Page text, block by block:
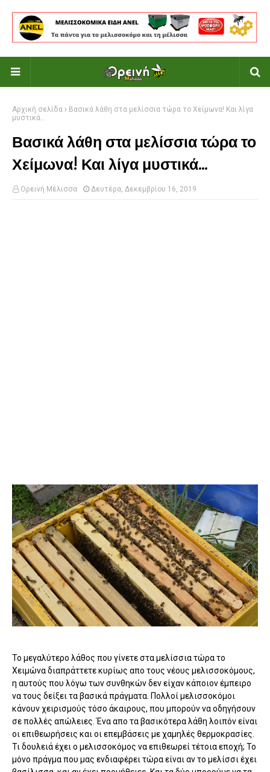
Αρχική σελίδα
Βασικά λάθη στα μελίσσια τώρα το Χείμωνα! Και λίγα
μυστικά...
Βασικά λάθη στα μελίσσια τώρα το
Χείμωνα! Και λίγα μυστικά...
Ορεινή Μέλισσα Δευτέρα, Δεκεμβρίου 16, 2019
Το μεγαλύτερο λάθος που γίνετε στα μελίσσια τώρα το
Χειμώνα διαπράττετε κυρίως απο τους νέους μελισσοκόμους,
η αυτούς που λόγω των συνθηκών δεν είχαν κάποιον έμπειρο
να τους δείξει τα βασικά πράγματα. Πολλοί μελισσοκόμοι
κάνουν χειρισμούς τόσο άκαιρους, που μπορούν να οδηγήσουν
σε πολλές απώλειες. Ένα απο τα βασικότερα λάθη λοιπόν είναι
οι επιθεωρήσεις και οι επεμβάσεις με χαμηλές θερμοκρασίες.
Τι δουλειά έχει ο μελισσοκόμος να επιθεωρεί τέτοια εποχή; Το
μόνο πράγμα που μας ενδιαφέρει τώρα είναι αν το μελίσσι έχει